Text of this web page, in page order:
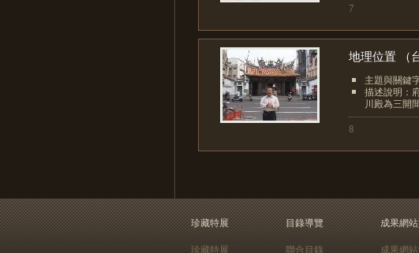
7
地理位置 （
主題與關鍵
描述說明：
川殿為三開
8
珍藏特展
珍藏特展
目錄導覽
聯合目錄
成果網
成果網